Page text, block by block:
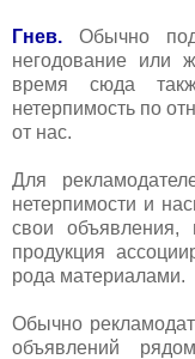
Гнев. Обычно под
негодование или
время сюда
нетерпимость по
от нас.
Для
нетерпимости и
свои объявления,
продукция
рода материалами.
Обычно
объявлений